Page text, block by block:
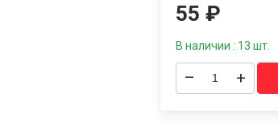
55₽
В наличии : 13 шт.
– +